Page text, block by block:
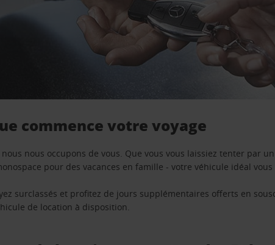
commence votre voyage
nous nous occupons de vous. Que vous vous laissiez tenter par
pour des vacances en famille - votre véhicule idéal
surclassés et profitez de jours supplémentaires offerts en
de location à disposition.